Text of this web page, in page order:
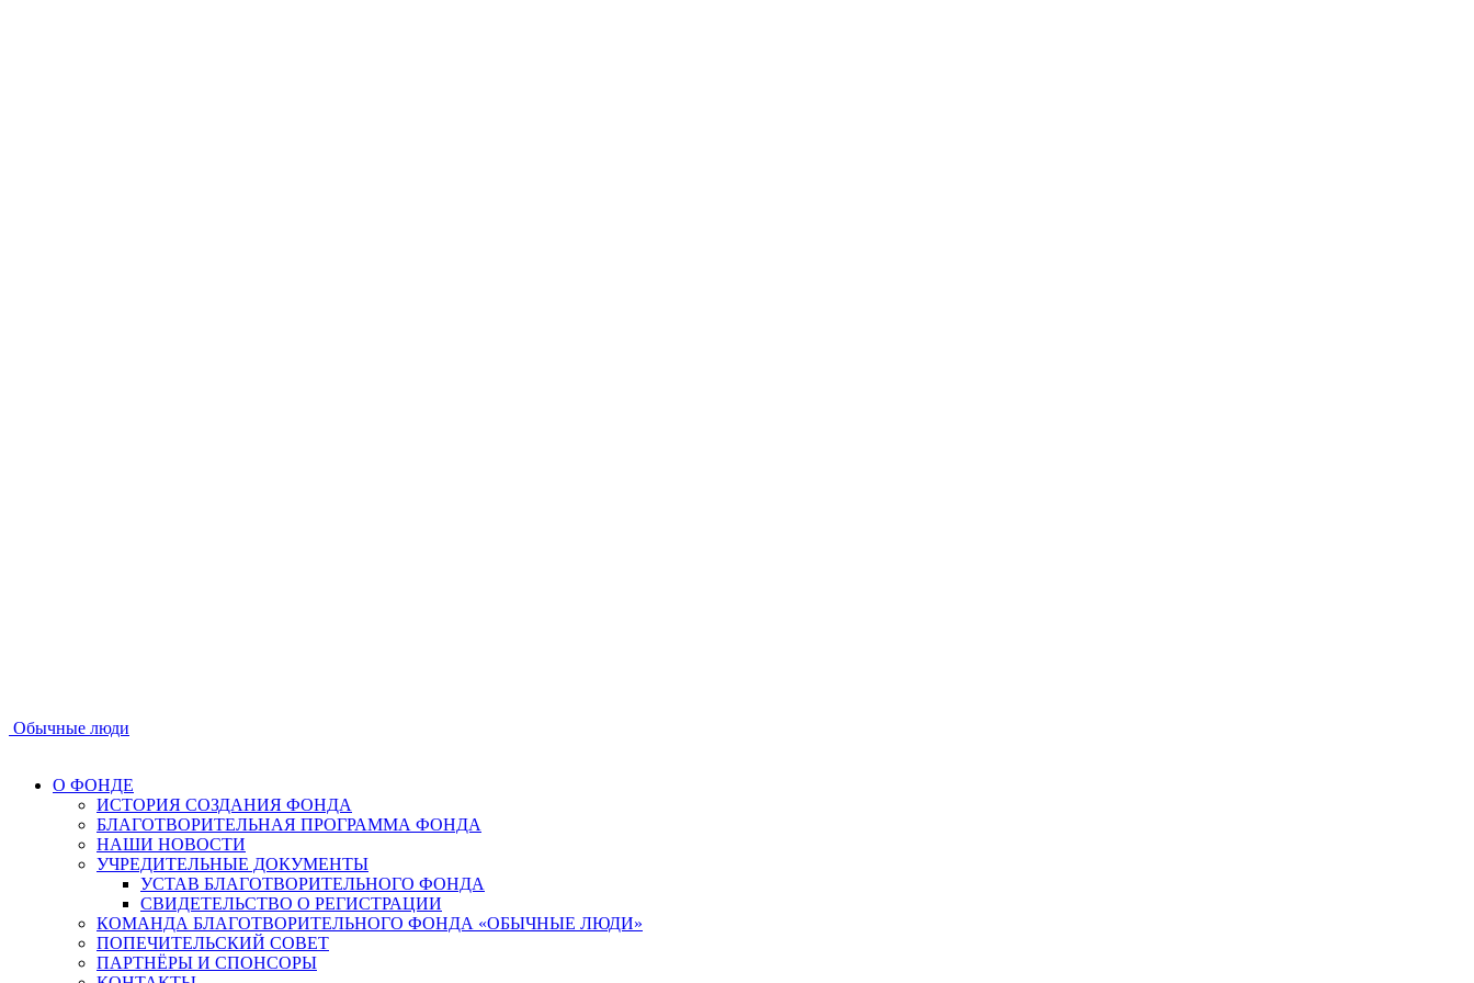
Обычные люди
О ФОНДЕ
ИСТОРИЯ СОЗДАНИЯ ФОНДА
БЛАГОТВОРИТЕЛЬНАЯ ПРОГРАММА ФОНДА
НАШИ НОВОСТИ
УЧРЕДИТЕЛЬНЫЕ ДОКУМЕНТЫ
УСТАВ БЛАГОТВОРИТЕЛЬНОГО ФОНДА
СВИДЕТЕЛЬСТВО О РЕГИСТРАЦИИ
КОМАНДА БЛАГОТВОРИТЕЛЬНОГО ФОНДА «ОБЫЧНЫЕ ЛЮДИ»
ПОПЕЧИТЕЛЬСКИЙ СОВЕТ
ПАРТНЁРЫ И СПОНСОРЫ